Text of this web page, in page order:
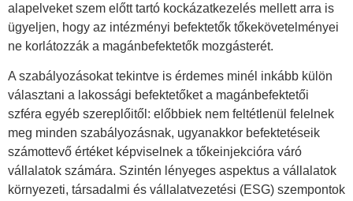
alapelveket szem előtt tartó kockázatkezelés mellett arra is
ügyeljen, hogy az intézményi befektetők tőkekövetelményei
ne korlátozzák a magánbefektetők mozgásterét.
A szabályozásokat tekintve is érdemes minél inkább külön
választani a lakossági befektetőket a magánbefektetői
szféra egyéb szereplőitől: előbbiek nem feltétlenül felelnek
meg minden szabályozásnak, ugyanakkor befektetéseik
számottevő értéket képviselnek a tőkeinjekcióra váró
vállalatok számára. Szintén lényeges aspektus a vállalatok
környezeti, társadalmi és vállalatvezetési (ESG) szempontok